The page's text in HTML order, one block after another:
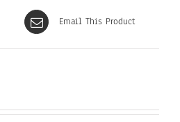
Email This Product